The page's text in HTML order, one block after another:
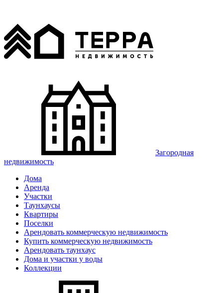
Загородная
недвижимость
Дома
Аренда
Участки
Таунхаусы
Квартиры
Поселки
Арендовать коммерческую недвижимость
Купить коммерческую недвижимость
Арендовать таунхаус
Дома и участки у воды
Коллекции